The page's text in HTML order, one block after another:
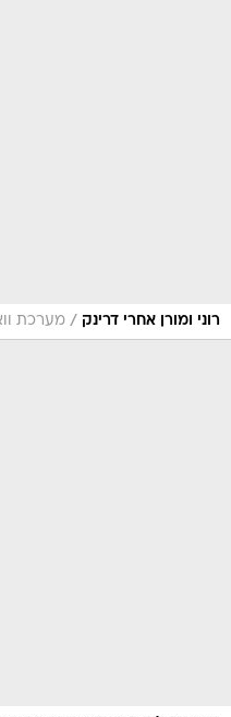
רוני ומורן אחרי דרינק / מערכת